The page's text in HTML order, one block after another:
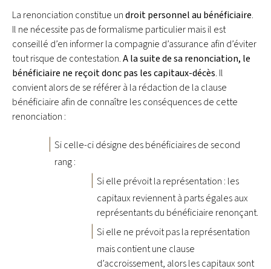
La renonciation constitue undroit personnel au bénéficiaire.
Il ne nécessite pas de formalisme particulier mais il est
conseillé d’en informer la compagnie d’assurance afin d’éviter
tout risque de contestation.A la suite de sa renonciation, le
bénéficiaire ne reçoit donc pas les capitaux-décès. Il
convient alors de se référer à la rédaction de la clause
bénéficiaire afin de connaître les conséquences de cette
renonciation :
Si celle-ci désigne des bénéficiaires de second
rang :
Si elle prévoit la représentation : les
capitaux reviennent à parts égales aux
représentants du bénéficiaire renonçant.
Si elle ne prévoit pas la représentation
mais contient une clause
d’accroissement, alors les capitaux sont